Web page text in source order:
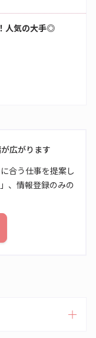
人気の大手◎
広がります
合う仕事を提案し
、情報登録のみの